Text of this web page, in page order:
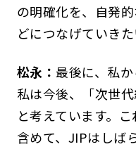
の明確化を、自発
どにつなげていきた
松永：最後に、私か
私は今後、「次世
と考えています。
含めて、JIPはしば